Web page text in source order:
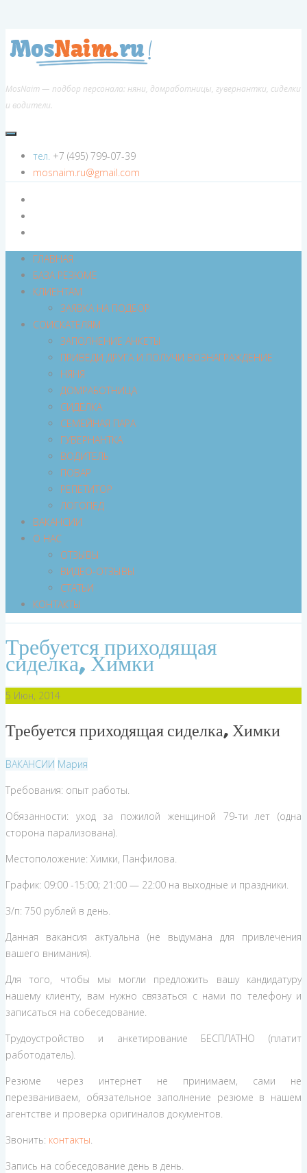
MosNaim — подбор персонала: няни, домработницы, гувернантки, сиделки
и водители.
тел. +7 (495) 799-07-39
mosnaim.ru@gmail.com
ГЛАВНАЯ
БАЗА РЕЗЮМЕ
КЛИЕНТАМ
ЗАЯВКА НА ПОДБОР
СОИСКАТЕЛЯМ
ЗАПОЛНЕНИЕ АНКЕТЫ
ПРИВЕДИ ДРУГА И ПОЛУЧИ ВОЗНАГРАЖДЕНИЕ
НЯНЯ
ДОМРАБОТНИЦА
СИДЕЛКА
СЕМЕЙНАЯ ПАРА
ГУВЕРНАНТКА
ВОДИТЕЛЬ
ПОВАР
РЕПЕТИТОР
ЛОГОПЕД
ВАКАНСИИ
О НАС
ОТЗЫВЫ
ВИДЕО-ОТЗЫВЫ
СТАТЬИ
КОНТАКТЫ
Требуется приходящая
сиделка, Химки
5 Июн, 2014
Требуется приходящая сиделка, Химки
ВАКАНСИИ Мария
Требования: опыт работы.
Обязанности: уход за пожилой женщиной 79-ти лет (одна
сторона парализована).
Местоположение: Химки, Панфилова.
График: 09:00 -15:00; 21:00 — 22:00 на выходные и праздники.
З/п: 750 рублей в день.
Данная вакансия актуальна (не выдумана для привлечения
вашего внимания).
Для того, чтобы мы могли предложить вашу кандидатуру
нашему клиенту, вам нужно связаться с нами по телефону и
записаться на собеседование.
Трудоустройство и анкетирование БЕСПЛАТНО (платит
работодатель).
Резюме через интернет не принимаем, сами не
перезваниваем, обязательное заполнение резюме в нашем
агентстве и проверка оригиналов документов.
Звонить: контакты.
Запись на собеседование день в день.